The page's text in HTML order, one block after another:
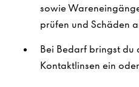
sowie
prüfen und Schäden
Bei Bedarf bringst du
Kontaktlinsen ein